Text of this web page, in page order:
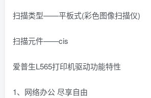
扫描类型——平板式(彩色图像扫描仪)
扫描元件——cis
爱普生L565打印机驱动功能特性
1、网络办公 尽享自由